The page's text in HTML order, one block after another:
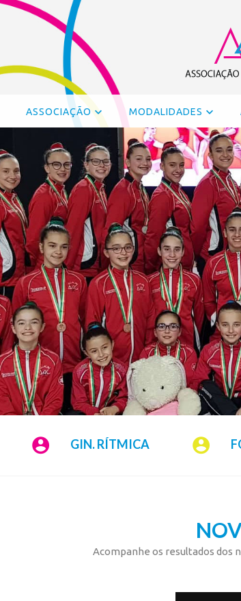
ASSOCIAÇÃO MODALIDADES
GIN. RÍTMICA
Acompanhe os resultados dos